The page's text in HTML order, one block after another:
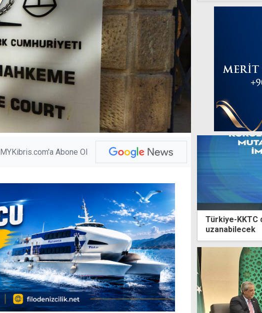
MYKibris.com'a Abone Ol
Türkiye-KKTC
uzanabilecek